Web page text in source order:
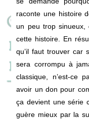
raconte une histoire
un peu trop sinueux,
cette histoire. En
qu’il faut trouver car
sera corrompu à
classique, n’est-ce
avoir un don pour
ça devient une série
guère mieux par la